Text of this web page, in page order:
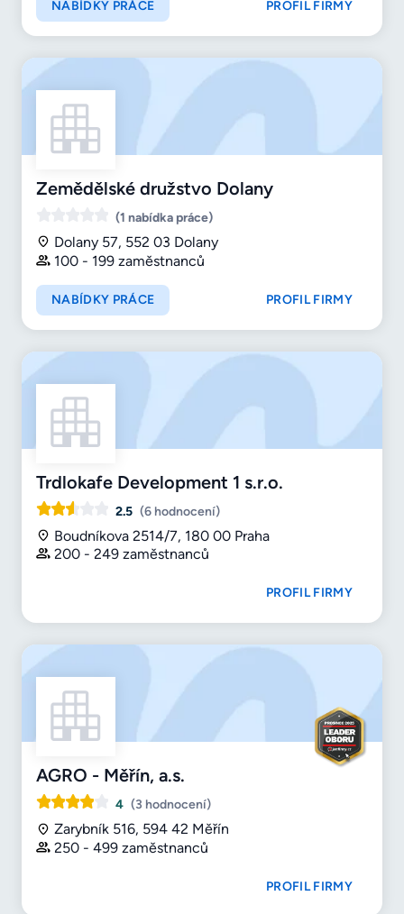
NABÍDKY PRÁCE PROFIL FIRMY
Zemědělské družstvo Dolany
(1 nabídka práce)
Dolany 57, 552 03 Dolany
100 - 199 zaměstnanců
NABÍDKY PRÁCE PROFIL FIRMY
Trdlokafe Development 1 s.r.o.
2.5 (6 hodnocení)
Boudníkova 2514/7, 180 00 Praha
200 - 249 zaměstnanců
PROFIL FIRMY
AGRO - Měřín, a.s.
4 (3 hodnocení)
Zarybník 516, 594 42 Měřín
250 - 499 zaměstnanců
PROFIL FIRMY